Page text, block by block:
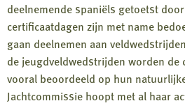
deelnemende spaniëls getoetst
certificaatdagen zijn met name
gaan deelnemen aan
de jeugdveldwedstrijden worden de
vooral beoordeeld op hun
Jachtcommissie hoopt met al haar